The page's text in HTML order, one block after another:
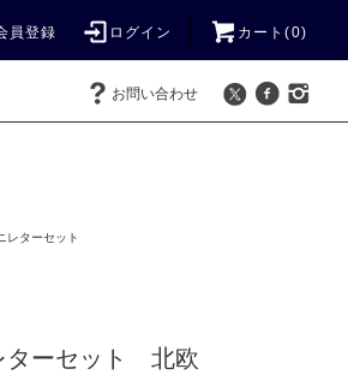
員登録 ログイン カート(0)
お問い合わせ
レターセット
ターセット 北欧